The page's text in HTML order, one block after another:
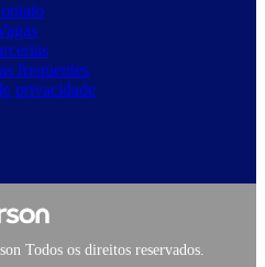
frequentes
privacidade
Todos os direitos reservados.